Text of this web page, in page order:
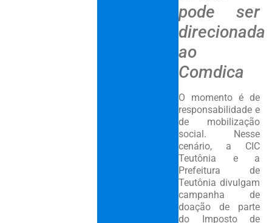
pode ser
direcionada
ao
Comdica
O momento é de
responsabilidade e
de mobilização
social. Nesse
cenário, a CIC
Teutônia e a
Prefeitura de
Teutônia divulgam
campanha de
doação de parte
do Imposto de